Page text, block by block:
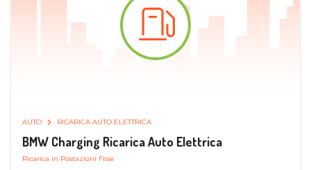
AUTO RICARICA AUTO ELETTRICA
BMW Charging Ricarica Auto Elettrica
Ricarica in Postazioni Fisse